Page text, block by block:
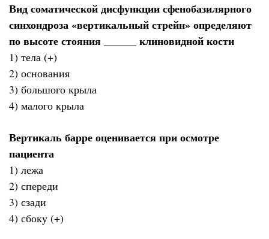
Вид соматической дисфункции сфенобазилярного
синхондроза «вертикальный стрейн» определяют
по высоте стояния ______ клиновидной кости
1) тела (+)
2) основания
3) большого крыла
4) малого крыла
Вертикаль барре оценивается при осмотре
пациента
1) лежа
2) спереди
3) сзади
4) сбоку (+)